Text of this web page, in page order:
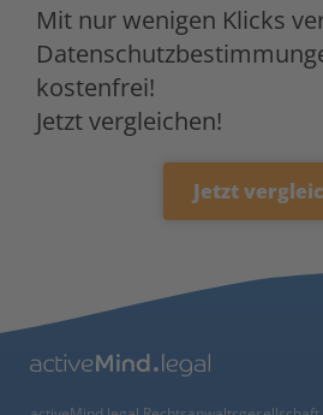
Mit nur wenigen Klicks
kostenfrei!
Jetzt vergleichen!
Jetzt